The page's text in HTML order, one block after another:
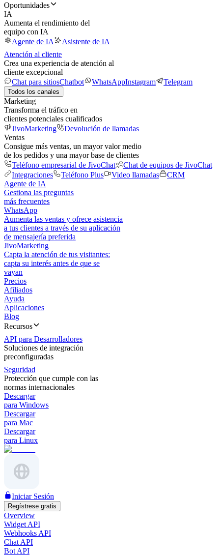
Oportunidades
IA
Aumenta el rendimiento del
equipo con IA
Agente de IA
Asistente de IA
Atención al cliente
Crea una experiencia de atención al
cliente excepcional
Chat para sitiosChatbot WhatsAppInstagram Telegram
Todos los canales
Marketing
Transforma el tráfico en
clientes potenciales cualificados
JivoMarketing
Devolución de llamadas
Ventas
Consigue más ventas, un mayor valor medio
de los pedidos y una mayor base de clientes
Teléfono empresarial de JivoChat
Chat de equipos de JivoChat
Integraciones
Teléfono Plus Video llamadas
CRM
Agente de IA
Gestiona las preguntas
más frecuentes
WhatsApp
Aumenta las ventas y ofrece asistencia
a tus clientes a través de su aplicación
de mensajería preferida
JivoMarketing
Capta la atención de tus visitantes:
capta su interés antes de que se
vayan
Precios
Afiliados
Ayuda
Aplicaciones
Blog
Recursos
API para Desarrolladores
Soluciones de integración
preconfiguradas
Seguridad
Protección que cumple con las
normas internacionales
Descargar
para Windows
Descargar
para Mac
Descargar
para Linux
Iniciar Sesión
Regístrese gratis
Overview
Widget API
Webhooks API
Chat API
Bot API